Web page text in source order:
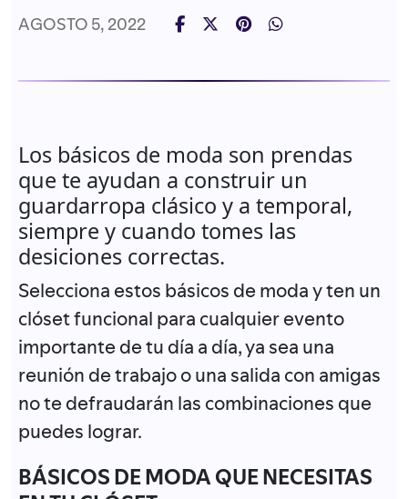
AGOSTO 5, 2022
Los básicos de moda son prendas
que te ayudan a construir un
guardarropa clásico y a temporal,
siempre y cuando tomes las
desiciones correctas.
Selecciona estos básicos de moda y ten un
clóset funcional para cualquier evento
importante de tu día a día, ya sea una
reunión de trabajo o una salida con amigas
no te defraudarán las combinaciones que
puedes lograr.
BÁSICOS DE MODA QUE NECESITAS